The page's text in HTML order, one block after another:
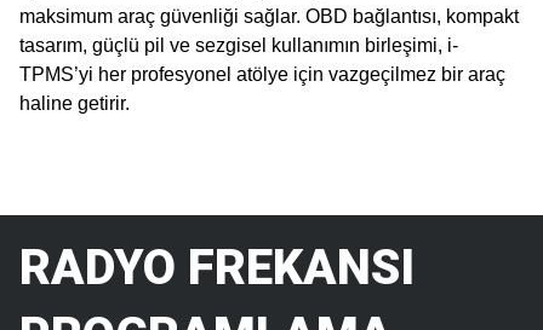
maksimum araç güvenliği sağlar. OBD bağlantısı, kompakt
tasarım, güçlü pil ve sezgisel kullanımın birleşimi, i-
TPMS’yi her profesyonel atölye için vazgeçilmez bir araç
haline getirir.
RADYO FREKANSI